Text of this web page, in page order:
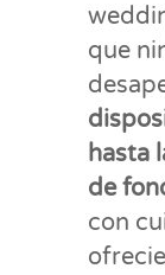
que
hasta
de
con